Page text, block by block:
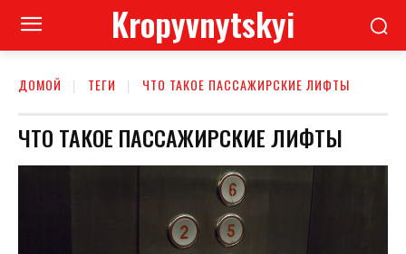
Kropyvnytskyi
ДОМОЙ ТЕГИ ЧТО ТАКОЕ ПАССАЖИРСКИЕ ЛИФТЫ
ЧТО ТАКОЕ ПАССАЖИРСКИЕ ЛИФТЫ